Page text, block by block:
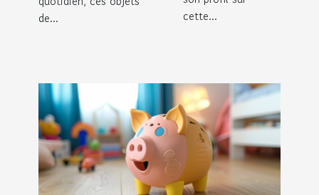
de...
cette...